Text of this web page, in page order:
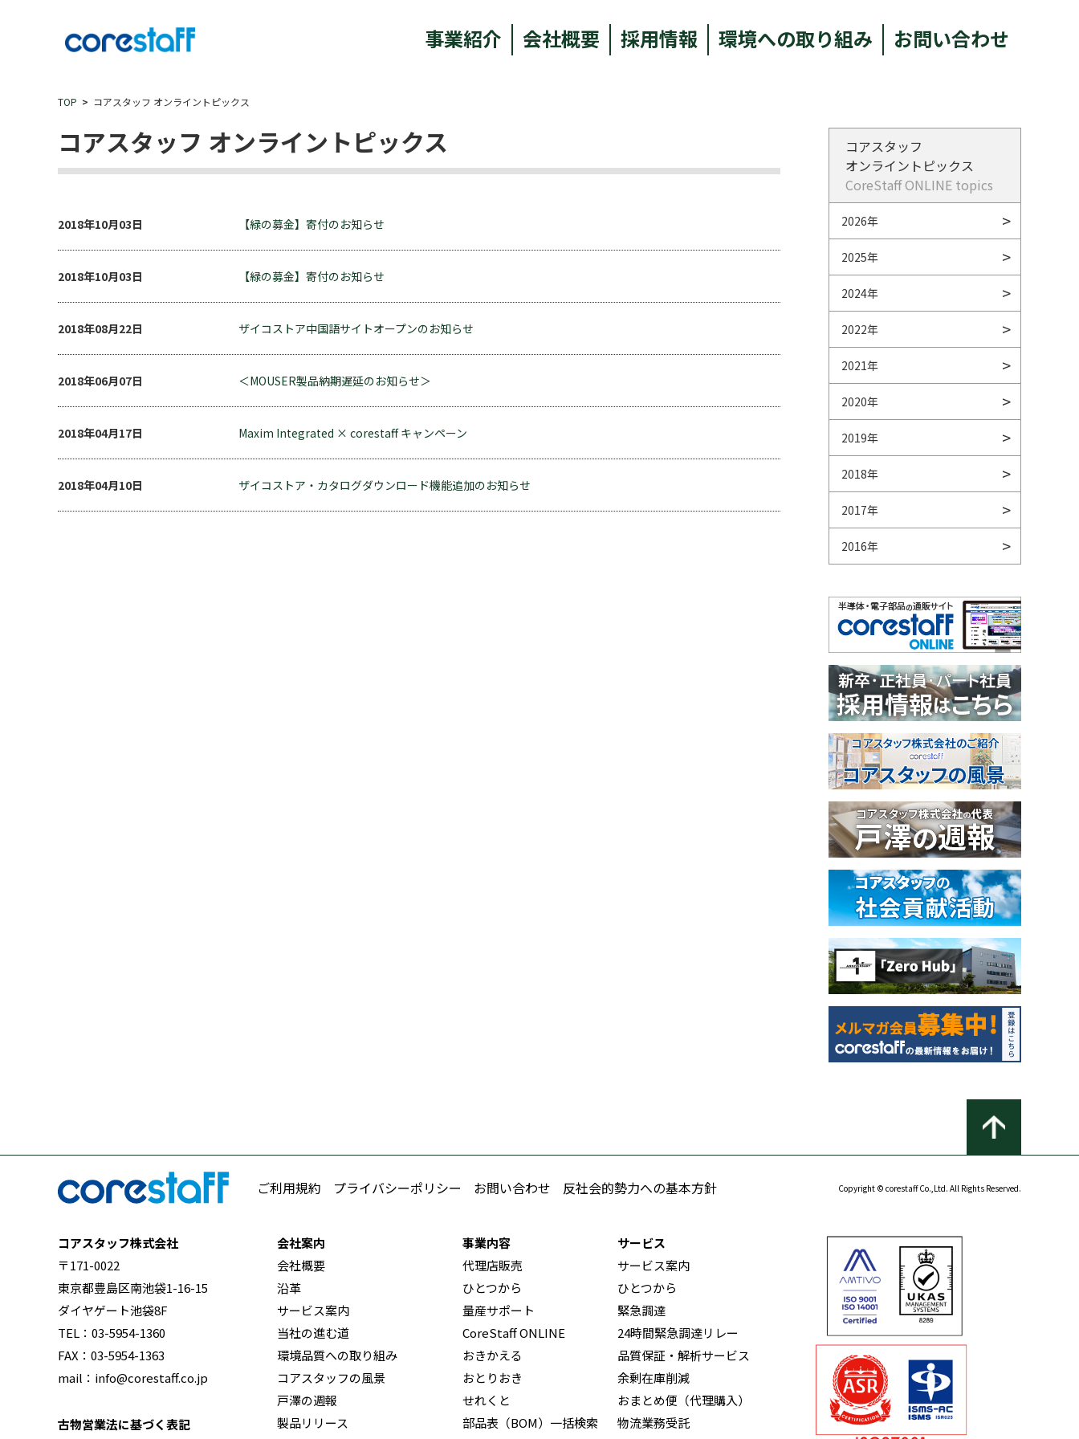
事業紹介 会社概要 採用情報 環境への取り組み お問い合わせ
TOP コアスタッフ オンライントピックス
コアスタッフ オンライントピックス
2018年10月03日 【緑の募金】寄付のお知らせ
2018年10月03日 【緑の募金】寄付のお知らせ
2018年08月22日 ザイコストア中国語サイトオープンのお知らせ
2018年06月07日 ＜MOUSER製品納期遅延のお知らせ＞
2018年04月17日 Maxim Integrated × corestaff キャンペーン
2018年04月10日 ザイコストア・カタログダウンロード機能追加のお知らせ
コアスタッフ
オンライントピックス
CoreStaff ONLINE topics
2026年
2025年
2024年
2022年
2021年
2020年
2019年
2018年
2017年
2016年
ご利用規約 プライバシーポリシー お問い合わせ 反社会的勢力への基本方針 Copyright © corestaff Co.,Ltd. All Rights Reserved.
コアスタッフ株式会社
〒171-0022
東京都豊島区南池袋1-16-15
ダイヤゲート池袋8F
TEL：03-5954-1360
FAX：03-5954-1363
mail：info@corestaff.co.jp
古物営業法に基づく表記
会社案内
会社概要
沿革
サービス案内
当社の進む道
環境品質への取り組み
コアスタッフの風景
戸澤の週報
製品リリース
事業内容
代理店販売
ひとつから
量産サポート
CoreStaff ONLINE
おきかえる
おとりおき
せれくと
部品表（BOM）一括検索
サービス
サービス案内
ひとつから
緊急調達
24時間緊急調達リレー
品質保証・解析サービス
余剰在庫削減
おまとめ便（代理購入）
物流業務受託